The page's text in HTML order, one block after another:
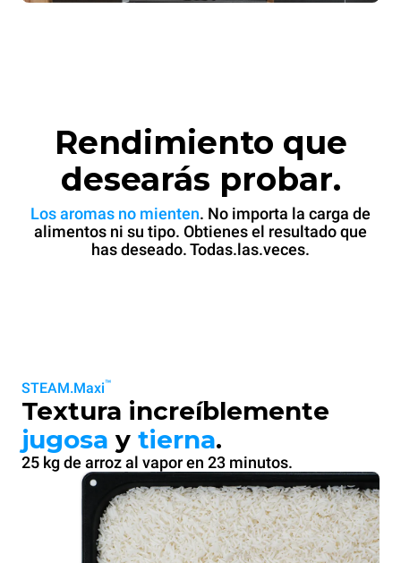
Rendimiento que
desearás probar.
Los aromas no mienten. No importa la carga de
alimentos ni su tipo. Obtienes el resultado que
has deseado. Todas.las.veces.
STEAM.Maxi™
Textura increíblemente
jugosa y tierna.
25 kg de arroz al vapor en 23 minutos.